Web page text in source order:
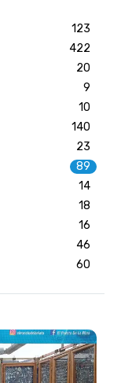
123
422
20
9
10
140
23
89
14
18
16
46
60